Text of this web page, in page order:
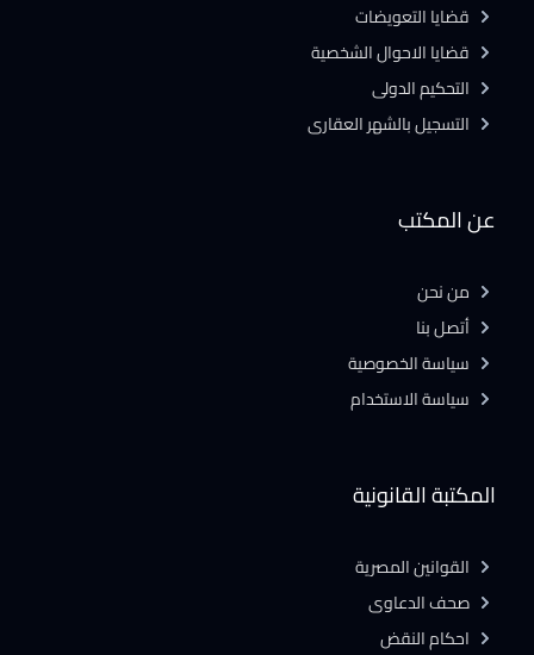
المكتبة القانونية
القوانين المصرية
صحف الدعاوى
احكام النقض
عن المكتب
من نحن
أتصل بنا
سياسة الخصوصية
سياسة الاستخدام
قضايا التعويضات
قضايا الاحوال الشخصية
التحكيم الدولى
التسجيل بالشهر العقارى